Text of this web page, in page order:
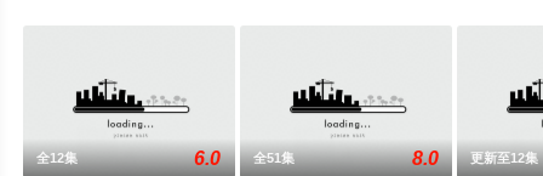
全12集 6.0 全51集 8.0 更新至12集